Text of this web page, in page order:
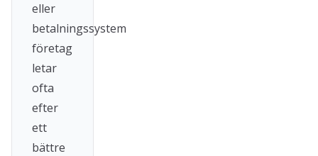
eller
betalningssystem
företag
letar
ofta
efter
ett
bättre